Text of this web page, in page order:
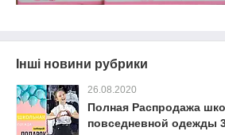
Інші новини рубрики
26.08.2020
Полная Распродажа
повседневной одежды